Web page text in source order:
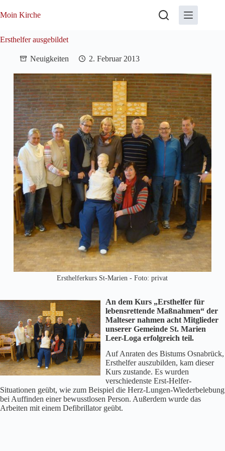
Inhalt
Moin Kirche
Ersthelfer ausgebildet
Neuigkeiten 2. Februar 2013
Ersthelferkurs St-Marien - Foto: privat
An dem Kurs „Ersthelfer für
lebensrettende Maßnahmen“ der
Malteser nahmen acht Mitglieder
unserer Gemeinde St. Marien
Leer-Loga erfolgreich teil.
Auf Anraten des Bistums Osnabrück,
Ersthelfer auszubilden, kam dieser
Kurs zustande. Es wurden
verschiedenste Erst-Helfer-
Situationen geübt, wie zum Beispiel die Herz-Lungen-Wiederbelebung
bei Auffinden einer bewusstlosen Person. Außerdem wurde das
Arbeiten mit einem Defibrillator geübt.